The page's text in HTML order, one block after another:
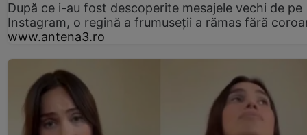
După ce i-au fost descoperite mesajele vechi de pe
Instagram, o regină a frumuseții a rămas fără
www.antena3.ro